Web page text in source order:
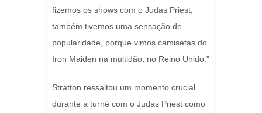
fizemos os shows com o Judas Priest,
também tivemos uma sensação de
popularidade, porque vimos camisetas do
Iron Maiden na multidão, no Reino Unido."
Stratton ressaltou um momento crucial
durante a turnê com o Judas Priest como